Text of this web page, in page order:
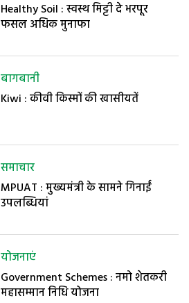
Healthy Soil : स्वस्थ मिट्टी दे भरपूर
फसल अधिक मुनाफा
बागबानी
Kiwi : कीवी किस्मों की खासीयतें
समाचार
MPUAT : मुख्यमंत्री के सामने गिनाईं
उपलब्धियां
योजनाएं
Government Schemes : नमो शेतकरी
महासम्मान निधि योजना